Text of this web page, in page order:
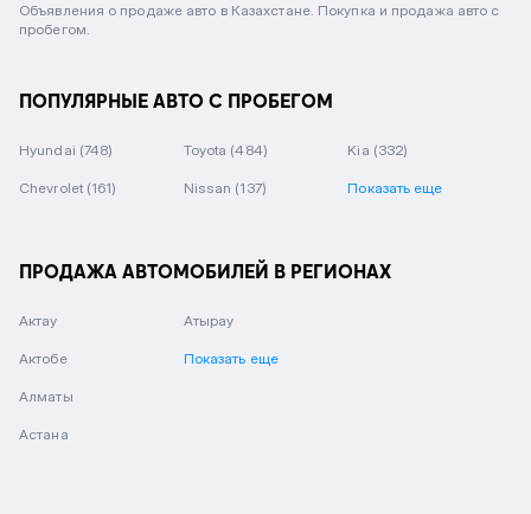
Объявления о продаже авто в Казахстане. Покупка и продажа авто с
пробегом.
ПОПУЛЯРНЫЕ АВТО С ПРОБЕГОМ
Hyundai (748) Toyota (484) Kia (332)
Chevrolet (161) Nissan (137) Показать еще
ПРОДАЖА АВТОМОБИЛЕЙ В РЕГИОНАХ
Актау
Актобе
Алматы
Астана
Атырау
Показать еще